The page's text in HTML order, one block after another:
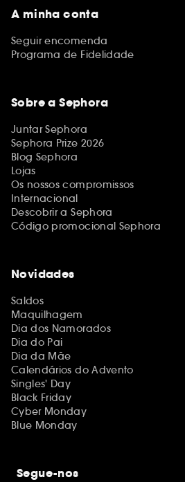
A minha conta
Seguir encomenda
Programa de Fidelidade
Sobre a Sephora
Juntar Sephora
Sephora Prize 2026
Blog Sephora
Lojas
Os nossos compromissos
Internacional
Descobrir a Sephora
Código promocional Sephora
Novidades
Saldos
Maquilhagem
Dia dos Namorados
Dia do Pai
Dia da Mãe
Calendários do Advento
Singles' Day
Black Friday
Cyber Monday
Blue Monday
Segue-nos